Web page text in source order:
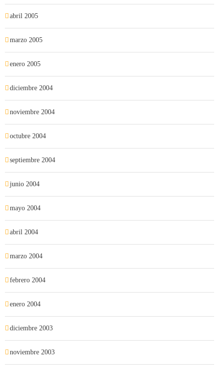
abril 2005
marzo 2005
enero 2005
diciembre 2004
noviembre 2004
octubre 2004
septiembre 2004
junio 2004
mayo 2004
abril 2004
marzo 2004
febrero 2004
enero 2004
diciembre 2003
noviembre 2003